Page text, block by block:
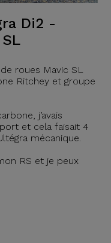
Di2 -
roues Mavic SL
Ritchey et groupe
j’avais
et cela faisait 4
mécanique.
RS et je peux